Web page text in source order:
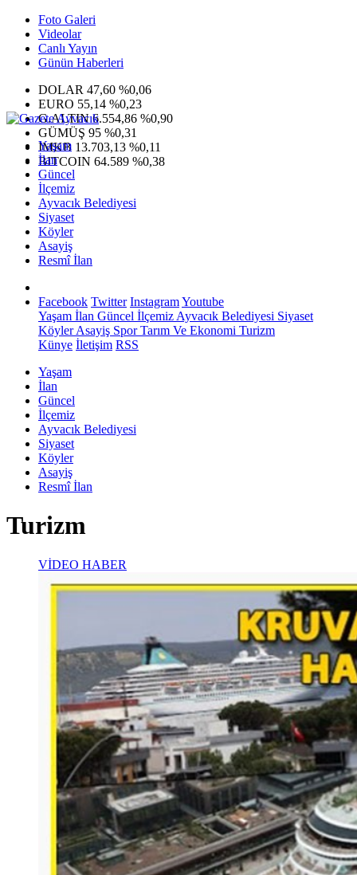
Foto Galeri
Videolar
Canlı Yayın
Günün Haberleri
DOLAR 47,60 %0,06
EURO 55,14 %0,23
G.ALTIN6.554,86 %0,90
GÜMÜŞ 95 %0,31
IMKB 13.703,13 %0,11
BITCOIN 64.589 %0,38
Yaşam
İlan
Güncel
İlçemiz
Ayvacık Belediyesi
Siyaset
Köyler
Asayiş
Resmî İlan
Facebook Twitter InstagramYoutube
Yaşam İlan Güncel İlçemiz Ayvacık Belediyesi Siyaset
KöylerAsayiş SporTarım Ve Ekonomi Turizm
Künye İletişim RSS
Yaşam
İlan
Güncel
İlçemiz
Ayvacık Belediyesi
Siyaset
Köyler
Asayiş
Resmî İlan
Turizm
VİDEO HABER